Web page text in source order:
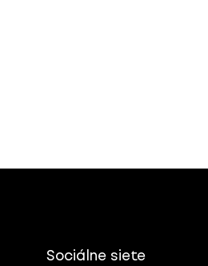
Sociálne siete